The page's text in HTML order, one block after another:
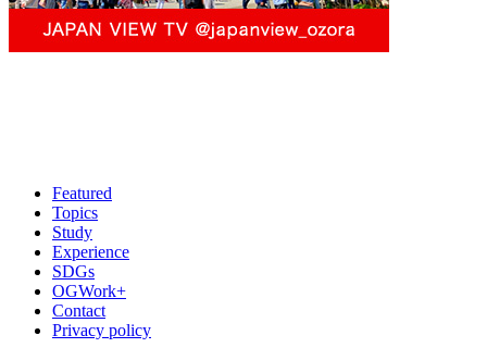
Featured
Topics
Study
Experience
SDGs
OGWork+
Contact
Privacy policy